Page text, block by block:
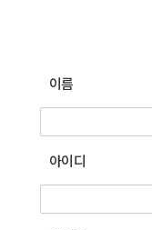
이름
아이디